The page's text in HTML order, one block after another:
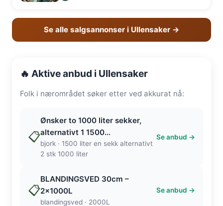
Se alle salgsannonser i Ullensaker →
🔥 Aktive anbud i Ullensaker
Folk i nærområdet søker etter ved akkurat nå:
📋
Ønsker to 1000 liter sekker,
alternativt 1 1500…
bjork · 1500 liter en sekk alternativt
2 stk 1000 liter
Se anbud →
📋
BLANDINGSVED 30cm –
2x1000L
blandingsved · 2000L
Se anbud →